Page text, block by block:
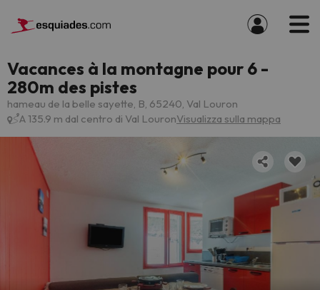
Vacances à la montagne pour 6 -
280m des pistes
hameau de la belle sayette, B, 65240, Val Louron
A 135.9 m dal centro di Val LouronVisualizza sulla mappa